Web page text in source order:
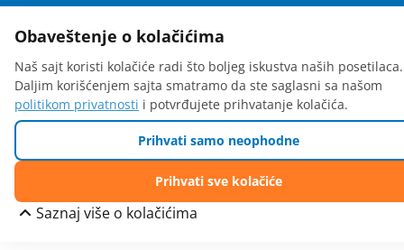
Obaveštenje o kolačićima
Naš sajt koristi kolačiće radi što boljeg iskustva naših posetilaca.
Daljim korišćenjem sajta smatramo da ste saglasni sa našom
politikom privatnosti i potvrđujete prihvatanje kolačića.
Saznaj više o kolačićima
Prihvati samo neophodne
Prihvati sve kolačiće